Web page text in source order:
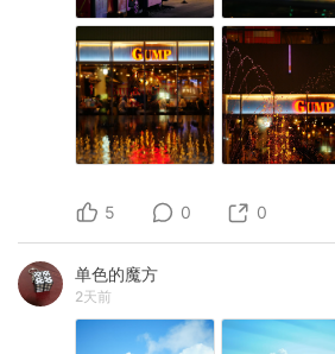
5 0 0
单色的魔方
2天前